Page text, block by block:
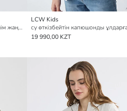
Ерлерге арналған стандартты пішім жаңбырға арналған күрте
LCW Kids
19 990,00 KZT